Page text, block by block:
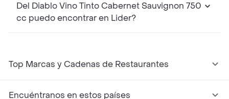
Del Diablo Vino Tinto Cabernet Sauvignon 750
cc puedo encontrar en Lider?
Top Marcas y Cadenas de Restaurantes
Encuéntranos en estos países